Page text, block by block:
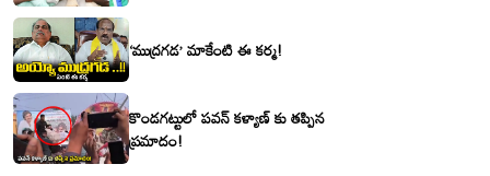
‘ముద్రగడ’ మాకేంటి ఈ కర్మ!
కొండగట్టులో పవన్ కళ్యాణ్ కు తప్పిన
ప్రమాదం!